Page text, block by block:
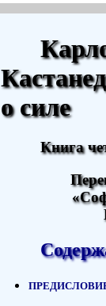
о силе
Книга